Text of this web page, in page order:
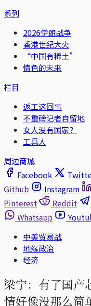
系列
2026伊朗战争
香港世纪大火
“中国有稀土”
情色的未来
栏目
返工这回事
不重磅记者自留地
女人没有国家？
工具人
周边商城
Facebook
Github
Instagram
Pinterest
Reddit
Whatsapp
中美贸易战
地缘政治
经济
梁宁：有了国产
情好像没那么简